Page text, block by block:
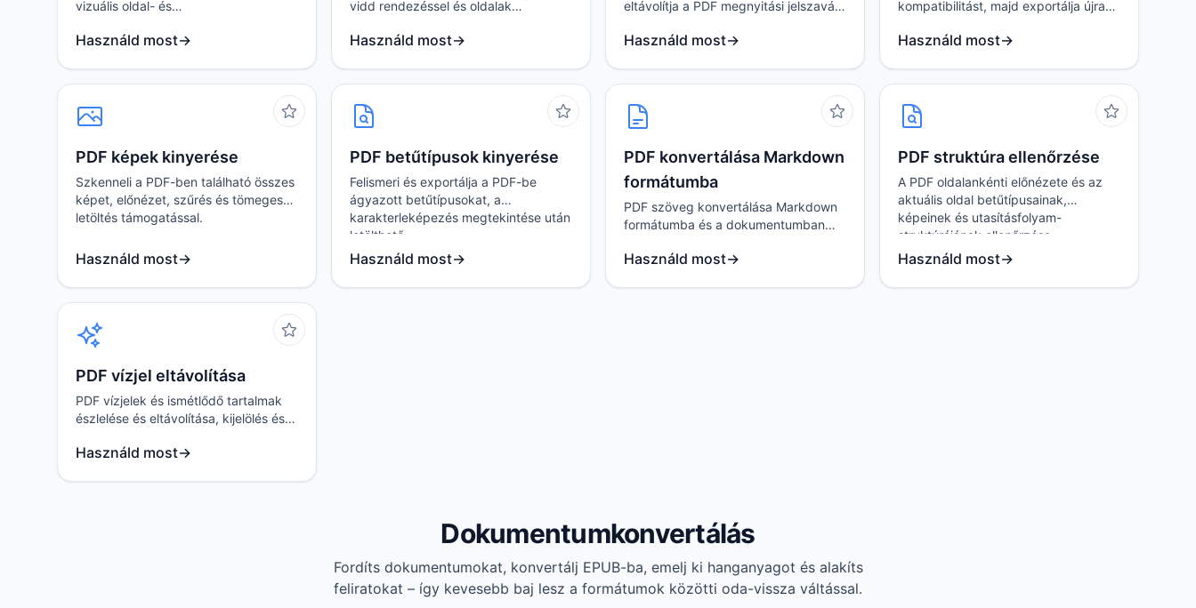
vizuális oldal- és
nélkül.
Használd most→
vidd rendezéssel és oldalak
letöltéssel.
Használd most→
eltávolítja a PDF megnyitási jelszavát,
zajlik.
Használd most→
kompatibilitást, majd exportálja újra
fájlfeltöltés nélkül.
Használd most→
PDF képek kinyerése
Szkenneli a PDF-ben található összes
képet, előnézet, szűrés és tömeges
letöltés támogatással.
Használd most→
PDF betűtípusok kinyerése
Felismeri és exportálja a PDF-be
ágyazott betűtípusokat, a
karakterleképezés megtekintése után
letölthető.
Használd most→
PDF konvertálása Markdown
formátumba
PDF szöveg konvertálása Markdown
formátumba és a dokumentumban
Használd most→
PDF struktúra ellenőrzése
A PDF oldalankénti előnézete és az
aktuális oldal betűtípusainak,
képeinek és utasításfolyam-
struktúrájának ellenőrzése.
Használd most→
PDF vízjel eltávolítása
PDF vízjelek és ismétlődő tartalmak
észlelése és eltávolítása, kijelölés és a
exportálásának támogatásával.
Használd most→
Dokumentumkonvertálás
Fordíts dokumentumokat, konvertálj EPUB-ba, emelj ki hanganyagot és alakíts
feliratokat – így kevesebb baj lesz a formátumok közötti oda-vissza váltással.